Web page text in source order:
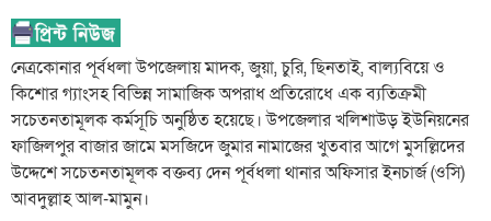
নেত্রকোনার পূর্বধলা উপজেলায় মাদক, জুয়া, চুরি, ছিনতাই, বাল্যবিয়ে ও
কিশোর গ্যাংসহ বিভিন্ন সামাজিক অপরাধ প্রতিরোধে এক ব্যতিক্রমী
সচেতনতামূলক কর্মসূচি অনুষ্ঠিত হয়েছে। উপজেলার খলিশাউড় ইউনিয়নের
ফাজিলপুর বাজার জামে মসজিদে জুমার নামাজের খুতবার আগে মুসল্লিদের
উদ্দেশে সচেতনতামূলক বক্তব্য দেন পূর্বধলা থানার অফিসার ইনচার্জ (ওসি)
আবদুল্লাহ আল-মামুন।